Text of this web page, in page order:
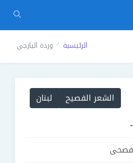
الرئيسية وردة اليازجي
الشعر الفصيح
لبنان
-
فصحى